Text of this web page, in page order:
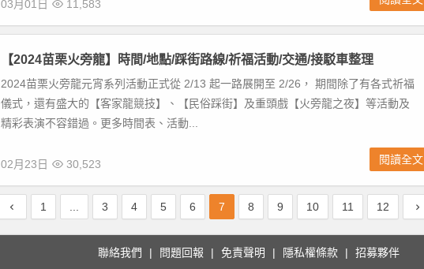
03月01日 11,583
【2024苗栗火旁龍】時間/地點/踩街路線/祈福活動/交通/接駁車整理
2024苗栗火旁龍元宵系列活動正式從 2/13 起一路展開至 2/26， 期間除了有各式祈福
儀式，還有盛大的【客家龍競技】、【民俗踩街】及重頭戲【火旁龍之夜】等活動及
精彩表演不容錯過。更多時間表、活動...
02月23日 30,523 閱讀全文
1 3 4 5 6 7 8 9 10 11 12
聯絡我們 問題回報 免責聲明 隱私權條款 招募夥伴